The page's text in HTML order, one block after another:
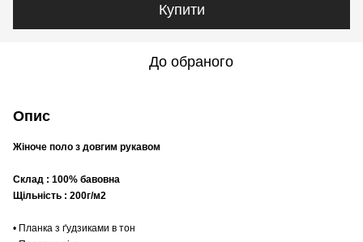
Купити
До обраного
Опис
Жіноче поло з довгим рукавом
Склад : 100% бавовна
Щільність : 200г/м2
• Планка з ґудзиками в тон